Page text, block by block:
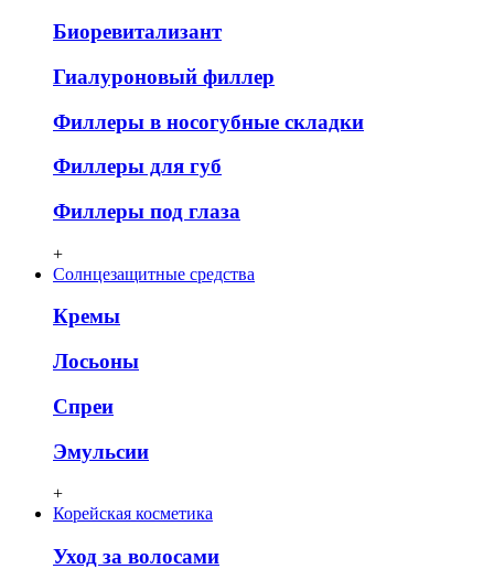
Биоревитализант
Гиалуроновый филлер
Филлеры в носогубные складки
Филлеры для губ
Филлеры под глаза
+
Солнцезащитные средства
Кремы
Лосьоны
Спреи
Эмульсии
+
Корейская косметика
Уход за волосами